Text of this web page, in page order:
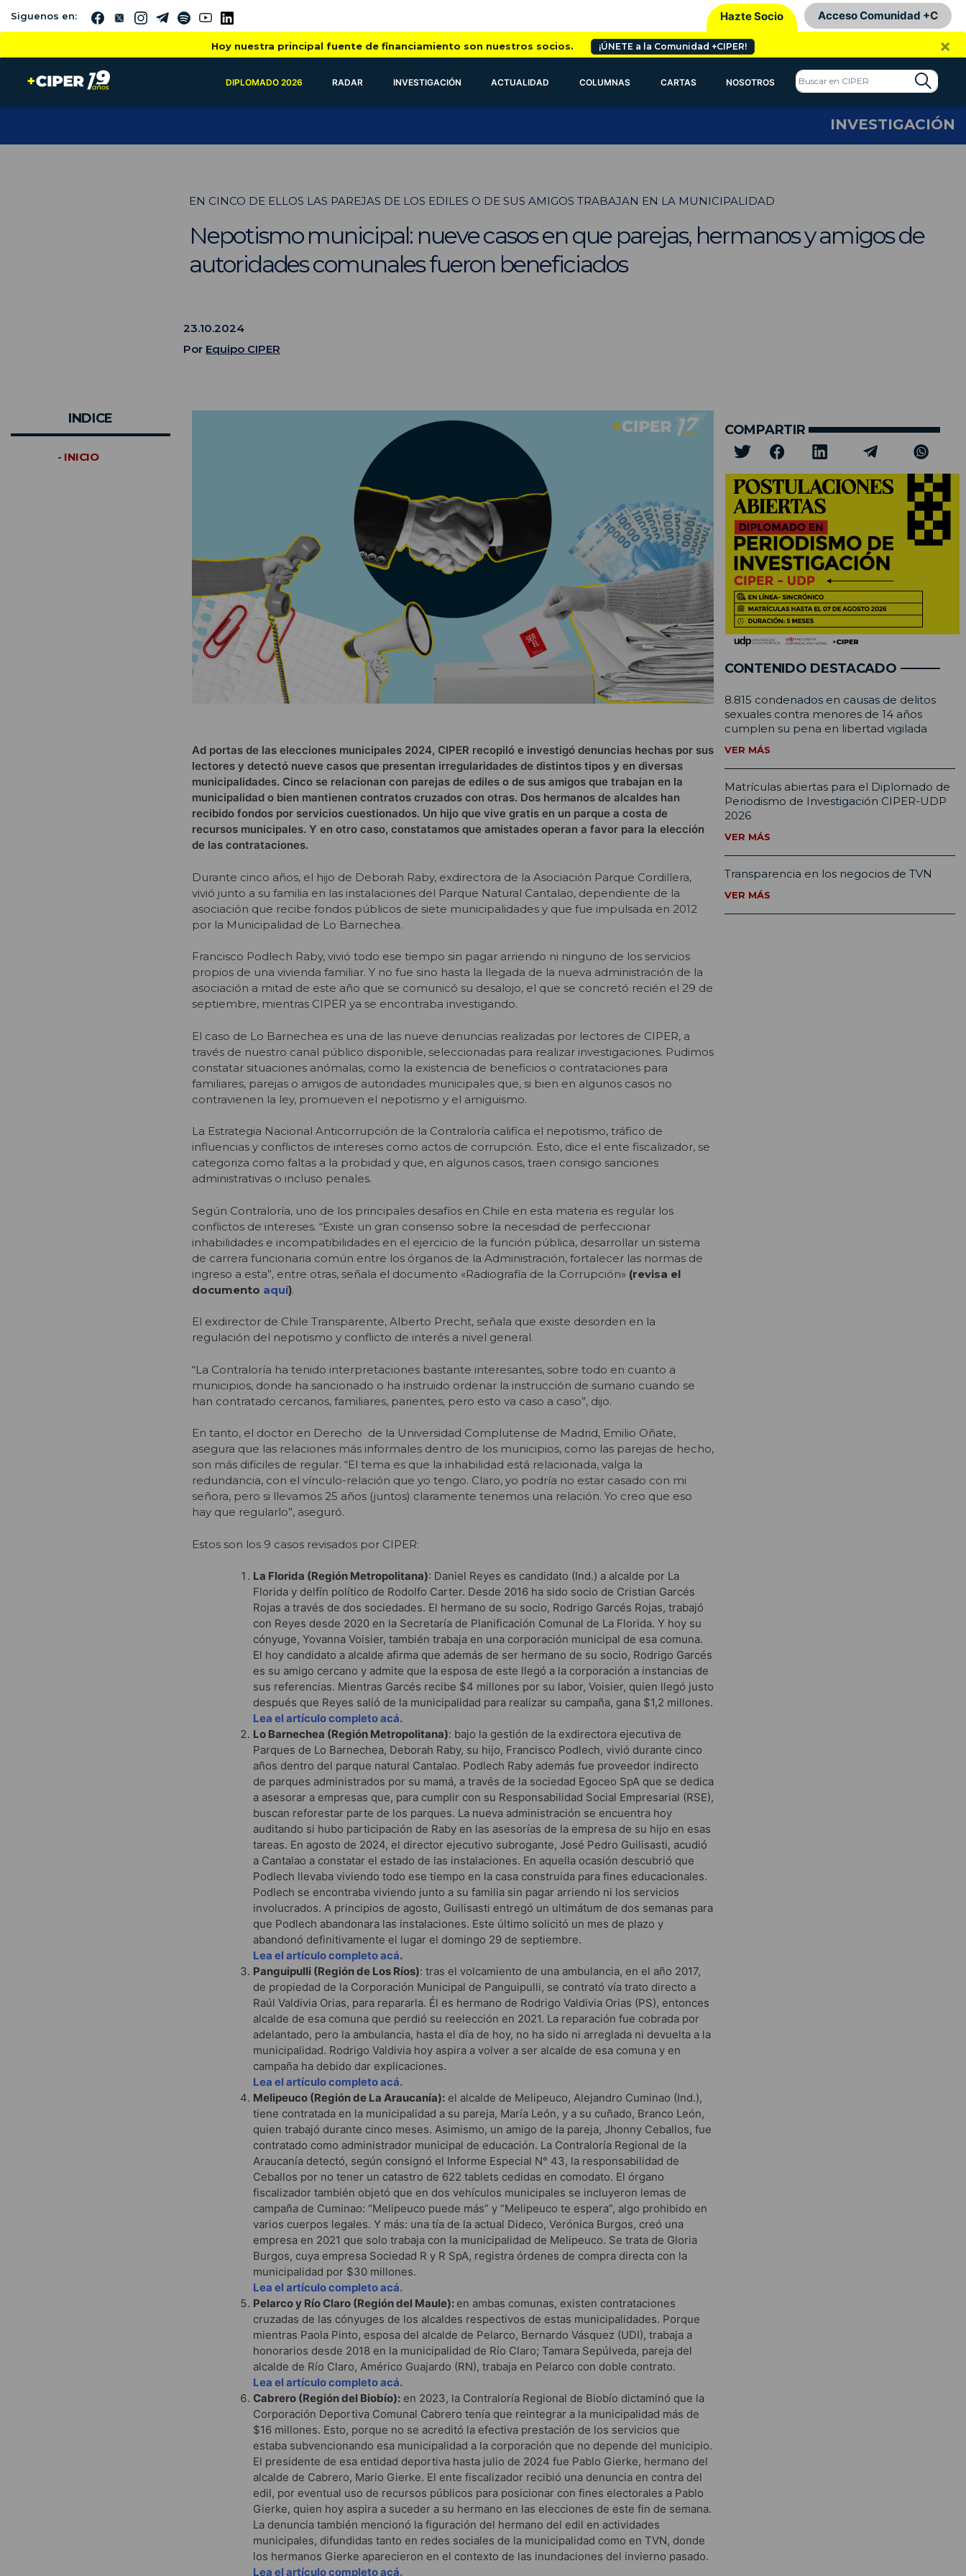
Siguenos en: Hazte Socio Acceso Comunidad +C
Hoy nuestra principal fuente de financiamiento son nuestros socios. ¡ÚNETE a la Comunidad +CIPER! ×
DIPLOMADO 2026 RADAR INVESTIGACIÓN ACTUALIDAD COLUMNAS CARTAS NOSOTROS
INVESTIGACIÓN
EN CINCO DE ELLOS LAS PAREJAS DE LOS EDILES O DE SUS AMIGOS TRABAJAN EN LA MUNICIPALIDAD
Nepotismo municipal: nueve casos en que parejas, hermanos y amigos de
autoridades comunales fueron beneficiados
23.10.2024
Por Equipo CIPER
INDICE
- INICIO
Ad portas de las elecciones municipales 2024, CIPER recopiló e investigó denuncias hechas por sus
lectores y detectó nueve casos que presentan irregularidades de distintos tipos y en diversas
municipalidades. Cinco se relacionan con parejas de ediles o de sus amigos que trabajan en la
municipalidad o bien mantienen contratos cruzados con otras. Dos hermanos de alcaldes han
recibido fondos por servicios cuestionados. Un hijo que vive gratis en un parque a costa de
recursos municipales. Y en otro caso, constatamos que amistades operan a favor para la elección
de las contrataciones.
Durante cinco años, el hijo de Deborah Raby, exdirectora de la Asociación Parque Cordillera,
vivió junto a su familia en las instalaciones del Parque Natural Cantalao, dependiente de la
asociación que recibe fondos públicos de siete municipalidades y que fue impulsada en 2012
por la Municipalidad de Lo Barnechea.
Francisco Podlech Raby, vivió todo ese tiempo sin pagar arriendo ni ninguno de los servicios
propios de una vivienda familiar. Y no fue sino hasta la llegada de la nueva administración de la
asociación a mitad de este año que se comunicó su desalojo, el que se concretó recién el 29 de
septiembre, mientras CIPER ya se encontraba investigando.
El caso de Lo Barnechea es una de las nueve denuncias realizadas por lectores de CIPER, a
través de nuestro canal público disponible, seleccionadas para realizar investigaciones. Pudimos
constatar situaciones anómalas, como la existencia de beneficios o contrataciones para
familiares, parejas o amigos de autoridades municipales que, si bien en algunos casos no
contravienen la ley, promueven el nepotismo y el amiguismo.
La Estrategia Nacional Anticorrupción de la Contraloría califica el nepotismo, tráfico de
influencias y conflictos de intereses como actos de corrupción. Esto, dice el ente fiscalizador, se
categoriza como faltas a la probidad y que, en algunos casos, traen consigo sanciones
administrativas o incluso penales.
Según Contraloría, uno de los principales desafíos en Chile en esta materia es regular los
conflictos de intereses. “Existe un gran consenso sobre la necesidad de perfeccionar
inhabilidades e incompatibilidades en el ejercicio de la función pública, desarrollar un sistema
de carrera funcionaria común entre los órganos de la Administración, fortalecer las normas de
ingreso a esta”, entre otras, señala el documento «Radiografía de la Corrupción» (revisa el
documento aquí).
El exdirector de Chile Transparente, Alberto Precht, señala que existe desorden en la
regulación del nepotismo y conflicto de interés a nivel general.
“La Contraloría ha tenido interpretaciones bastante interesantes, sobre todo en cuanto a
municipios, donde ha sancionado o ha instruido ordenar la instrucción de sumario cuando se
han contratado cercanos, familiares, parientes, pero esto va caso a caso”, dijo.
En tanto, el doctor en Derecho de la Universidad Complutense de Madrid, Emilio Oñate,
asegura que las relaciones más informales dentro de los municipios, como las parejas de hecho,
son más difíciles de regular. “El tema es que la inhabilidad está relacionada, valga la
redundancia, con el vínculo-relación que yo tengo. Claro, yo podría no estar casado con mi
señora, pero si llevamos 25 años (juntos) claramente tenemos una relación. Yo creo que eso
hay que regularlo”, aseguró.
Estos son los 9 casos revisados por CIPER:
La Florida (Región Metropolitana): Daniel Reyes es candidato (Ind.) a alcalde por La
Florida y delfín político de Rodolfo Carter. Desde 2016 ha sido socio de Cristian Garcés
Rojas a través de dos sociedades. El hermano de su socio, Rodrigo Garcés Rojas, trabajó
con Reyes desde 2020 en la Secretaría de Planificación Comunal de La Florida. Y hoy su
cónyuge, Yovanna Voisier, también trabaja en una corporación municipal de esa comuna.
El hoy candidato a alcalde afirma que además de ser hermano de su socio, Rodrigo Garcés
es su amigo cercano y admite que la esposa de este llegó a la corporación a instancias de
sus referencias. Mientras Garcés recibe $4 millones por su labor, Voisier, quien llegó justo
después que Reyes salió de la municipalidad para realizar su campaña, gana $1,2 millones.
Lea el artículo completo acá.
Lo Barnechea (Región Metropolitana): bajo la gestión de la exdirectora ejecutiva de
Parques de Lo Barnechea, Deborah Raby, su hijo, Francisco Podlech, vivió durante cinco
años dentro del parque natural Cantalao. Podlech Raby además fue proveedor indirecto
de parques administrados por su mamá, a través de la sociedad Egoceo SpA que se dedica
a asesorar a empresas que, para cumplir con su Responsabilidad Social Empresarial (RSE),
buscan reforestar parte de los parques. La nueva administración se encuentra hoy
auditando si hubo participación de Raby en las asesorías de la empresa de su hijo en esas
tareas. En agosto de 2024, el director ejecutivo subrogante, José Pedro Guilisasti, acudió
a Cantalao a constatar el estado de las instalaciones. En aquella ocasión descubrió que
Podlech llevaba viviendo todo ese tiempo en la casa construida para fines educacionales.
Podlech se encontraba viviendo junto a su familia sin pagar arriendo ni los servicios
involucrados. A principios de agosto, Guilisasti entregó un ultimátum de dos semanas para
que Podlech abandonara las instalaciones. Este último solicitó un mes de plazo y
abandonó definitivamente el lugar el domingo 29 de septiembre.
Lea el artículo completo acá.
Panguipulli (Región de Los Ríos): tras el volcamiento de una ambulancia, en el año 2017,
de propiedad de la Corporación Municipal de Panguipulli, se contrató vía trato directo a
Raúl Valdivia Orias, para repararla. Él es hermano de Rodrigo Valdivia Orias (PS), entonces
alcalde de esa comuna que perdió su reelección en 2021. La reparación fue cobrada por
adelantado, pero la ambulancia, hasta el día de hoy, no ha sido ni arreglada ni devuelta a la
municipalidad. Rodrigo Valdivia hoy aspira a volver a ser alcalde de esa comuna y en
campaña ha debido dar explicaciones.
Lea el artículo completo acá.
Melipeuco (Región de La Araucanía): el alcalde de Melipeuco, Alejandro Cuminao (Ind.),
tiene contratada en la municipalidad a su pareja, María León, y a su cuñado, Branco León,
quien trabajó durante cinco meses. Asimismo, un amigo de la pareja, Jhonny Ceballos, fue
contratado como administrador municipal de educación. La Contraloría Regional de la
Araucanía detectó, según consignó el Informe Especial N° 43, la responsabilidad de
Ceballos por no tener un catastro de 622 tablets cedidas en comodato. El órgano
fiscalizador también objetó que en dos vehículos municipales se incluyeron lemas de
campaña de Cuminao: “Melipeuco puede más” y “Melipeuco te espera”, algo prohibido en
varios cuerpos legales. Y más: una tía de la actual Dideco, Verónica Burgos, creó una
empresa en 2021 que solo trabaja con la municipalidad de Melipeuco. Se trata de Gloria
Burgos, cuya empresa Sociedad R y R SpA, registra órdenes de compra directa con la
municipalidad por $30 millones.
Lea el artículo completo acá.
Pelarco y Río Claro (Región del Maule): en ambas comunas, existen contrataciones
cruzadas de las cónyuges de los alcaldes respectivos de estas municipalidades. Porque
mientras Paola Pinto, esposa del alcalde de Pelarco, Bernardo Vásquez (UDI), trabaja a
honorarios desde 2018 en la municipalidad de Río Claro; Tamara Sepúlveda, pareja del
alcalde de Río Claro, Américo Guajardo (RN), trabaja en Pelarco con doble contrato.
Lea el artículo completo acá.
Cabrero (Región del Biobío): en 2023, la Contraloría Regional de Biobío dictaminó que la
Corporación Deportiva Comunal Cabrero tenía que reintegrar a la municipalidad más de
$16 millones. Esto, porque no se acreditó la efectiva prestación de los servicios que
estaba subvencionando esa municipalidad a la corporación que no depende del municipio.
El presidente de esa entidad deportiva hasta julio de 2024 fue Pablo Gierke, hermano del
alcalde de Cabrero, Mario Gierke. El ente fiscalizador recibió una denuncia en contra del
edil, por eventual uso de recursos públicos para posicionar con fines electorales a Pablo
Gierke, quien hoy aspira a suceder a su hermano en las elecciones de este fin de semana.
La denuncia también mencionó la figuración del hermano del edil en actividades
municipales, difundidas tanto en redes sociales de la municipalidad como en TVN, donde
los hermanos Gierke aparecieron en el contexto de las inundaciones del invierno pasado.
Lea el artículo completo acá.
COMPARTIR
CONTENIDO DESTACADO
8.815 condenados en causas de delitos
sexuales contra menores de 14 años
cumplen su pena en libertad vigilada
VER MÁS
Matrículas abiertas para el Diplomado de
Periodismo de Investigación CIPER-UDP
2026
VER MÁS
Transparencia en los negocios de TVN
VER MÁS